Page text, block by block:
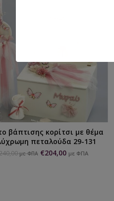
ΕΠΙΛΟΓΉ...
βάπτισης κορίτσι με θέμα
πεταλούδα 29-131
με ΦΠΑ €204,00 με ΦΠΑ